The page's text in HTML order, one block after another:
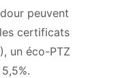
peuvent
certificats
un éco-PTZ